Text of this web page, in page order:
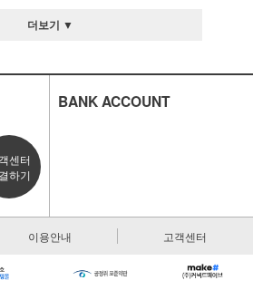
더보기 ▼
센터
하기
BANK ACCOUNT
이용안내 고객센터